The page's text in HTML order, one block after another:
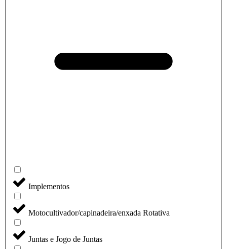
Implementos
Motocultivador/capinadeira/enxada Rotativa
Juntas e Jogo de Juntas